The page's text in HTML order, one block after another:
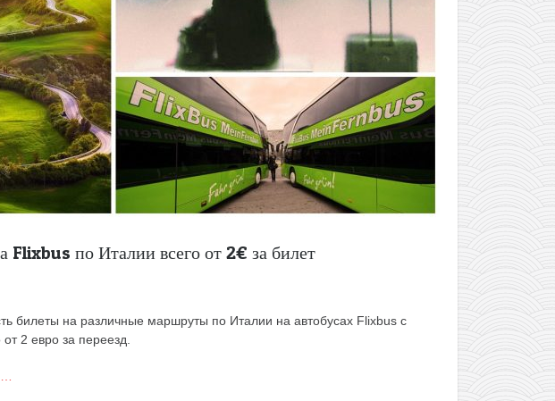
Flixbus по Италии всего от 2€ за билет
билеты на различные маршруты по Италии на автобусах Flixbus с
2 евро за переезд.